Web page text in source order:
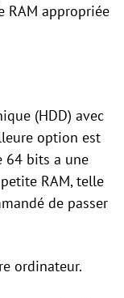
RAM appropriée
(HDD) avec
option est
64 bits a une
RAM, telle
de passer
ordinateur.